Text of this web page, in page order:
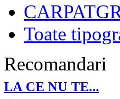
Toate
Recomandari
LA CE NU TE...